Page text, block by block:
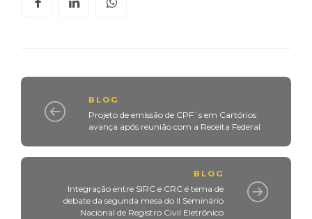
BLOG
Projeto de emissão de CPF`s em Cartórios
avança após reunião com a Receita Federal
BLOG
Integração entre SIRC e CRC é tema de
debate da segunda mesa do II Seminário
Nacional de Registro Civil Eletrônico